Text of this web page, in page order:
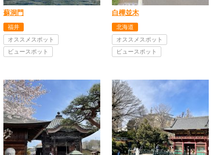
蘇洞門
福井
オススメスポット
ビュースポット
白樺並木
北海道
オススメスポット
ビュースポット